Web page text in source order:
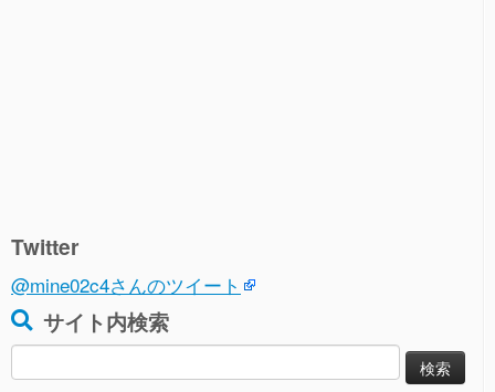
Twitter
@mine02c4さんのツイート
サイト内検索
検
索: